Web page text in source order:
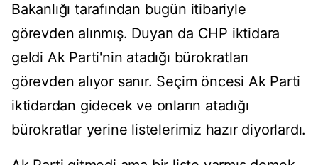
Bakanlığı tarafından bugün itibariyle
görevden alınmış. Duyan da CHP iktidara
geldi Ak Parti'nin atadığı bürokratları
görevden alıyor sanır. Seçim öncesi Ak Parti
iktidardan gidecek ve onların atadığı
bürokratlar yerine listelerimiz hazır diyorlardı.